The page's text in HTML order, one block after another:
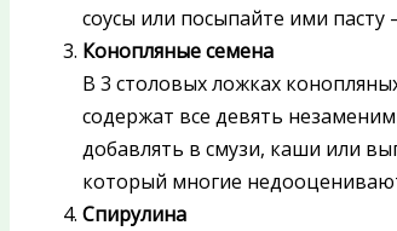
соусы или посыпайте ими
Конопляные семена
В 3 столовых ложках
содержат все девять
добавлять в смузи, каши или
который многие
Спирулина